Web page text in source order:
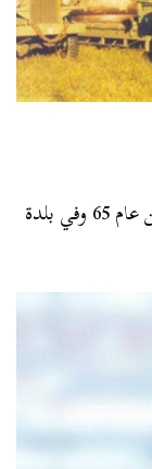
يوم الخميس وتحديدا في التاسع من ديسمبر من عام 65 وفي بلدة